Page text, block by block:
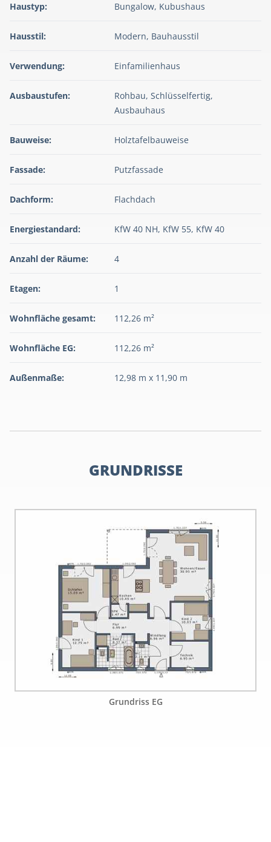
Haustyp: Bungalow, Kubushaus
Hausstil: Modern, Bauhausstil
Verwendung: Einfamilienhaus
Ausbaustufen:
Rohbau, Schlüsselfertig,
Ausbauhaus
Bauweise: Holztafelbauweise
Fassade: Putzfassade
Dachform: Flachdach
Energiestandard: KfW 40 NH, KfW 55, KfW 40
Anzahl der Räume: 4
Etagen: 1
Wohnfläche gesamt: 112,26 m²
Wohnfläche EG: 112,26 m²
Außenmaße: 12,98 m x 11,90 m
GRUNDRISSE
Grundriss EG